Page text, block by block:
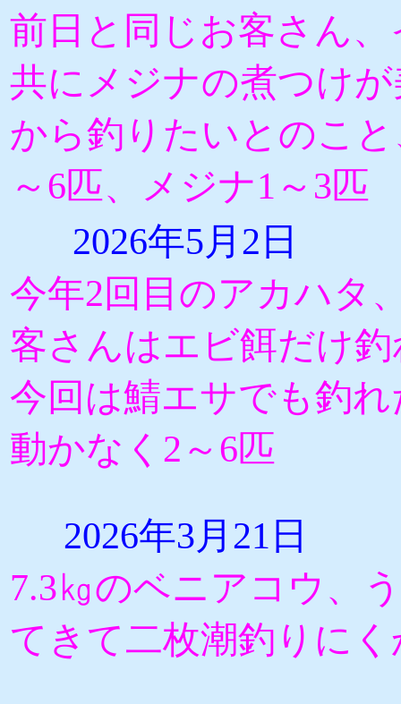
前日と同じお客さん
共にメジナの煮つけ
から釣りたいとのこ
～6匹、メジナ1～3匹
2026年5月2日
今年2回目のアカハタ
客さんはエビ餌だけ
今回は鯖エサでも釣
動かなく2～6匹
2026年3月21日
7.3㎏のベニアコウ、
てきて二枚潮釣りに